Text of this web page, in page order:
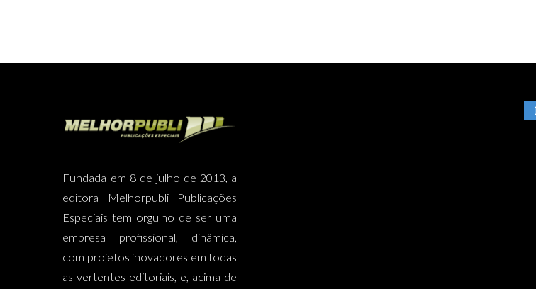
Fundada em 8 de julho de 2013, a
editora Melhorpubli Publicações
Especiais tem orgulho de ser uma
empresa profissional, dinâmica,
com projetos inovadores em todas
as vertentes editoriais, e, acima de